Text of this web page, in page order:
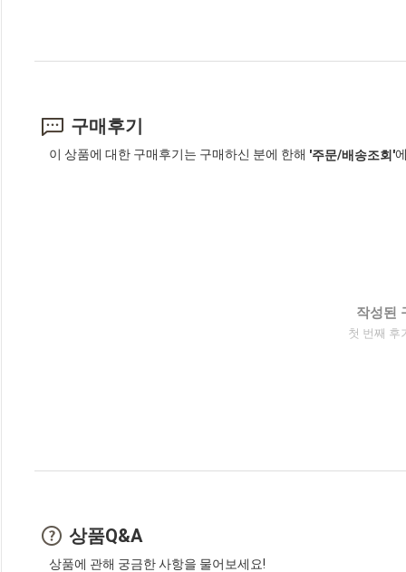
구매후기
이 상품에 대한 구매후기는 구매하신 분에 한해 '주문/배송조회'
작성된
첫 번째 후
상품Q&A
상품에 관해 궁금한 사항을 물어보세요!